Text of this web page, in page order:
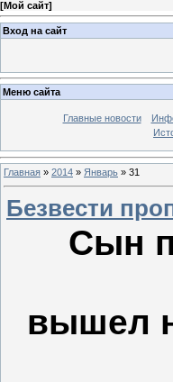
[Мой сайт]
Вход на сайт
Меню сайта
Главные новости
Главная » 2014 » Январь » 31
Безвести
Сын
вышел